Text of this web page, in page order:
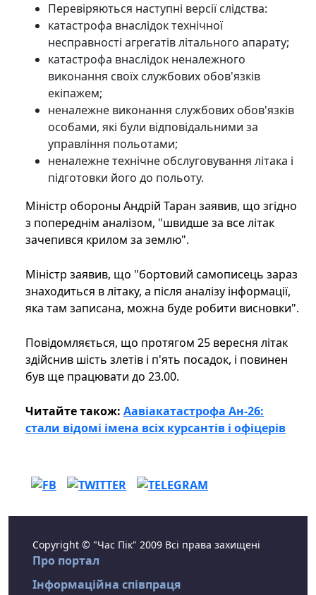
Перевіряються наступні версії слідства:
катастрофа внаслідок технічної
несправності агрегатів літального апарату;
катастрофа внаслідок неналежного
виконання своїх службових обов'язків
екіпажем;
неналежне виконання службових обов'язків
особами, які були відповідальними за
управління польотами;
неналежне технічне обслуговування літака і
підготовки його до польоту.
Міністр обороны Андрій Таран заявив, що згідно
з попереднім аналізом, "швидше за все літак
зачепився крилом за землю".
Міністр заявив, що "бортовий самописець зараз
знаходиться в літаку, а після аналізу інформації,
яка там записана, можна буде робити висновки".
Повідомляється, що протягом 25 вересня літак
здійснив шість злетів і п'ять посадок, і повинен
був ще працювати до 23.00.
Читайте також: Аавіакатастрофа Ан-26:
стали відомі імена всіх курсантів і офіцерів
Copyright © "Час Пік" 2009 Всі права захищені
Про портал
Інформаційна співпраця